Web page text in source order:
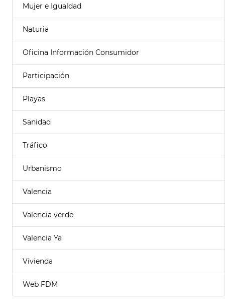
Mujer e Igualdad
Naturia
Oficina Información Consumidor
Participación
Playas
Sanidad
Tráfico
Urbanismo
Valencia
Valencia verde
Valencia Ya
Vivienda
Web FDM